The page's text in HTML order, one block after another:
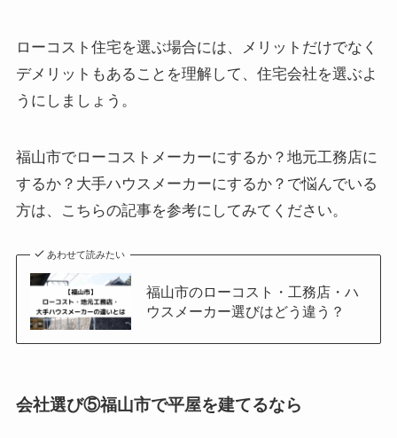
ローコスト住宅を選ぶ場合には、メリットだけでなく
デメリットもあることを理解して、住宅会社を選ぶよ
うにしましょう。
福山市でローコストメーカーにするか？地元工務店に
するか？大手ハウスメーカーにするか？で悩んでいる
方は、こちらの記事を参考にしてみてください。
あわせて読みたい
福山市のローコスト・工務店・ハ
ウスメーカー選びはどう違う？
会社選び⑤福山市で平屋を建てるなら